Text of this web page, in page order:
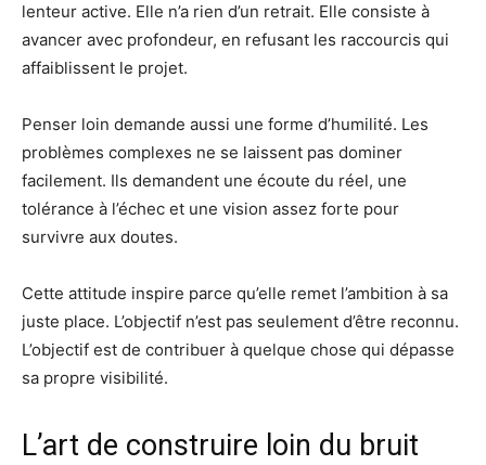
lenteur active. Elle n’a rien d’un retrait. Elle consiste à
avancer avec profondeur, en refusant les raccourcis qui
affaiblissent le projet.
Penser loin demande aussi une forme d’humilité. Les
problèmes complexes ne se laissent pas dominer
facilement. Ils demandent une écoute du réel, une
tolérance à l’échec et une vision assez forte pour
survivre aux doutes.
Cette attitude inspire parce qu’elle remet l’ambition à sa
juste place. L’objectif n’est pas seulement d’être reconnu.
L’objectif est de contribuer à quelque chose qui dépasse
sa propre visibilité.
L’art de construire loin du bruit